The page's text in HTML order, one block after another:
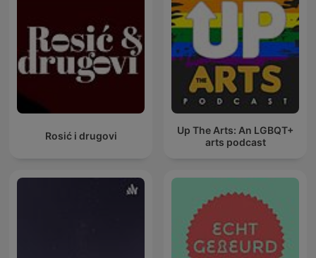
Rosić i drugovi
Up The Arts: An LGBQT+
arts podcast